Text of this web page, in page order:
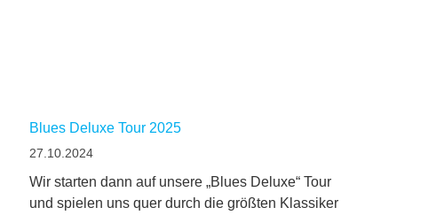
Blues Deluxe Tour 2025
27.10.2024
Wir starten dann auf unsere „Blues Deluxe“ Tour
und spielen uns quer durch die größten Klassiker